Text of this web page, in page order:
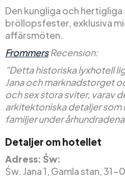
Den kungliga och hertigliga
bröllopsfester, exklusiva
affärsmöten.
Frommers Recension:
”Detta historiska lyxhotell
Jana och marknadstorget
och sex stora sviter, varav
arkitektoniska detaljer som
familjer under
Detaljer om hotellet
Adress: Św:
Św. Jana 1, Gamla stan, 31-